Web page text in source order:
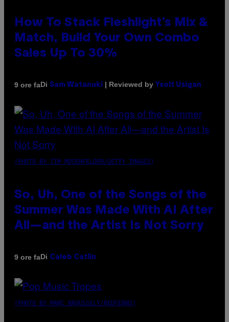
How To Stack Fleshlight’s Mix &
Match, Build Your Own Combo
Sales Up To 30%
9 ore faDi Sam Watanuki | Reviewed by Ysolt Usigan
(PHOTO BY TIM MOSENFELDER/GETTY IMAGES)
So, Uh, One of the Songs of the
Summer Was Made With AI After
All—and the Artist Is Not Sorry
9 ore faDi Caleb Catlin
(PHOTO BY MARC BROUSSELY/REDFERNS)